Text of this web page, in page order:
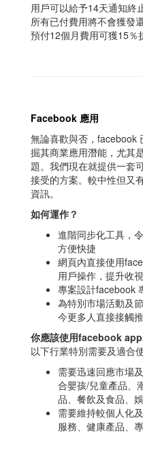
用戶可以給予14天通知終
所有已付費用將不會獲發還
預付12個月費用可獲15％
Facebook 應用
無論喜歡與否，facebook
掘其商業應用潛能，尤其
題。我們現在就提供一套
接受的方案。較中性但又
資訊。
如何運作？
進階同步化工具，
方便快捷
網頁內直接使用
用戶操作，提升收視
專案設計facebook
為特別市場活動及
今更多人直接接觸
你應該使用facebook
以下行業特別需要及適合
需要迅速回應市場
合嬰孩/兒童產品、
品、餐飲及食品、
需要維持較個人化
服務、健康產品、